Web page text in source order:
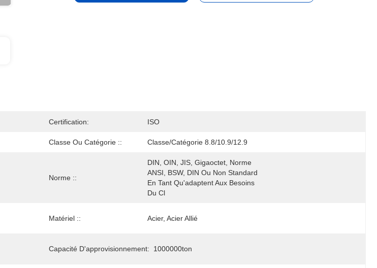
Certification: ISO
Classe Ou Catégorie :: Classe/catégorie 8.8/10.9/12.9
Norme ::
DIN, OIN, JIS, Gigaoctet, Norme
ANSI, BSW, DIN Ou Non Standard
En Tant Qu'adaptent Aux Besoins
Du Cl
Matériel :: Acier, Acier Allié
Capacité D'approvisionnement: 1000000ton